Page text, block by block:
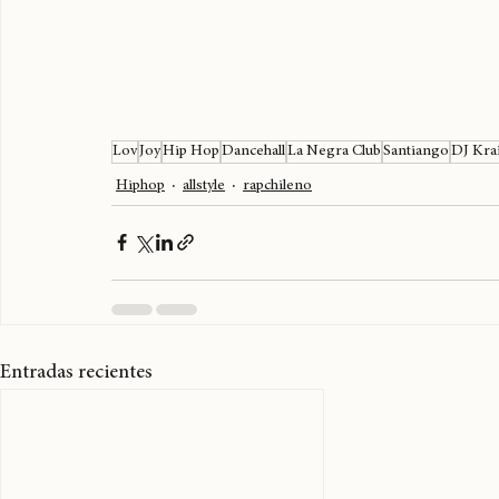
LovJoyHip HopDancehallLa Negra ClubSantiangoDJ
Hiphop allstyle